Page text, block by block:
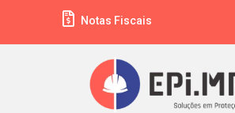
Notas Fiscais